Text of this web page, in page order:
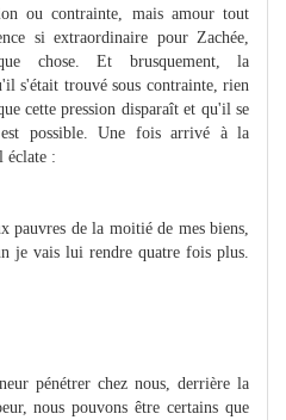
ou contrainte, mais amour tout
si extraordinaire pour Zachée,
chose. Et brusquement, la
s'était trouvé sous contrainte, rien
cette pression disparaît et qu'il se
est possible. Une fois arrivé à la
éclate :
pauvres de la moitié de mes biens,
je vais lui rendre quatre fois plus.
pénétrer chez nous, derrière la
nous pouvons être certains que